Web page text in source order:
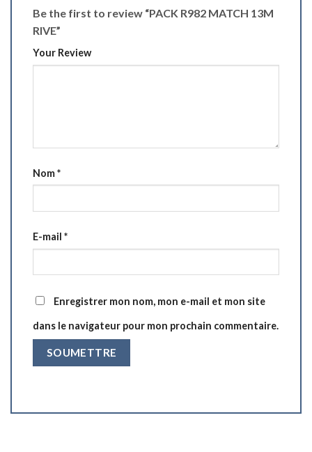
Be the first to review “PACK R982 MATCH 13M
RIVE”
Your Review
Nom*
E-mail *
Enregistrer mon nom, mon e-mail et mon site
dans le navigateur pour mon prochain commentaire.